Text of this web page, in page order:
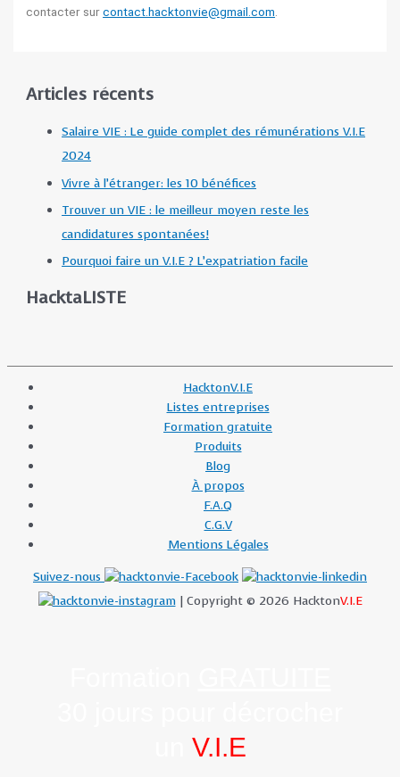
contacter surcontact.hacktonvie@gmail.com
Articles récents
Salaire VIE : Le guide complet des rémunérations V.I.E
2024
Vivre à l’étranger: les 10 bénéfices
Trouver un VIE : le meilleur moyen reste les
candidatures spontanées!
Pourquoi faire un V.I.E ? L’expatriation facile
HacktaLISTE
HacktonV.I.E
Listes entreprises
Formation gratuite
Produits
Blog
À propos
F.A.Q
C.G.V
Mentions Légales
Suivez-nous
| Copyright © 2026 HacktonV.I.E
V.I.E